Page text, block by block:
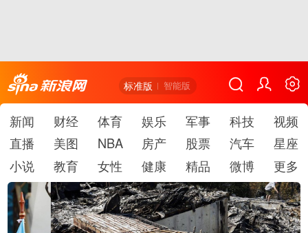
标准版 智能版
新闻 财经 体育 娱乐 军事 科技
视频
直播
美图 NBA 房产 股票 汽车
星座
小说
教育 女性 健康 精品 微博 更多